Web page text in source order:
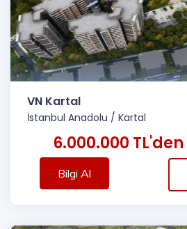
VN Kartal
İstanbul Anadolu / Kartal
6.000.000
Bilgi Al